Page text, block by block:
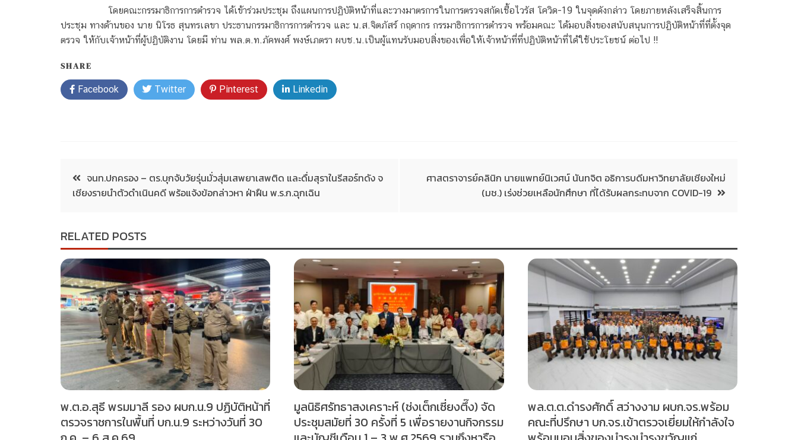
โดยคณะกรรมาธิการการตำรวจ ได้เข้าร่วมประชุม ถึงแผนการปฏิบัติหน้าที่และวางมาตรการในการตรวจสกัดเชื้อไวรัส โควิด-19 ในจุดดังกล่าว โดยภายหลังเสร็จสิ้นการ
ประชุม ทางด้านของ นาย นิโรธ สุนทรเลขา ประธานกรรมาธิการการตำรวจ และ น.ส.จิตภัสร์ กฤดากร กรรมาธิการการตำรวจ พร้อมคณะ ได้มอบสิ่งของสนับสนุนการปฏิบัติหน้าที่ที่ตั้งจุด
ตรวจ ให้กับเจ้าหน้าที่ผู้ปฏิบัติงาน โดยมี ท่าน พล.ต.ท.ภัคพงศ์ พงษ์เภตรา ผบช.น.เป็นผู้แทนรับมอบสิ่งของเพื่อให้เจ้าหน้าที่ที่ปฏิบัติหน้าที่ได้ใช้ประโยชน์ ต่อไป !!
SHARE
Facebook Twitter Pinterest Linkedin
จนท.ปกครอง – ตร.บุกจับวัยรุ่นมั่วสุ่มเสพยาเสพติด และดื่มสุราในรีสอร์ทดัง จ
เชียงรายนำตัวดำเนินคดี พร้อแจ้งข้อกล่าวหา ฝ่าฝืน พ.ร.ก.ฉุกเฉิน
ศาสตราจารย์คลินิก นายแพทย์นิเวศน์ นันทจิต อธิการบดีมหาวิทยาลัยเชียงใหม่
(มช.) เร่งช่วยเหลือนักศึกษา ที่ได้รับผลกระทบจาก COVID-19
RELATED POSTS
พ.ต.อ.สุธี พรมมาลี รอง ผบก.น.9 ปฏิบัติหน้าที่
ตรวจราชการในพื้นที่ บก.น.9 ระหว่างวันที่ 30
มูลนิธิศรัทธาสงเคราะห์ (ช่งเต็กเซี่ยงตึ๊ง) จัด
ประชุมสมัยที่ 30 ครั้งที่ 5 เพื่อรายงานกิจกรรม
พล.ต.ต.ดำรงศักดิ์ สว่างงาม ผบก.จร.พร้อม
คณะที่ปรึกษา บก.จร.เข้าตรวจเยี่ยมให้กำลังใจ